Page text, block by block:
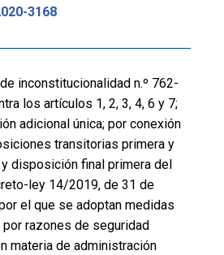
3168
inconstitucionalidad n.º 762-
los artículos 1, 2, 3, 4, 6 y 7;
adicional única; por conexión
transitorias primera y
disposición final primera del
ley 14/2019, de 31 de
el que se adoptan medidas
razones de seguridad
materia de administración